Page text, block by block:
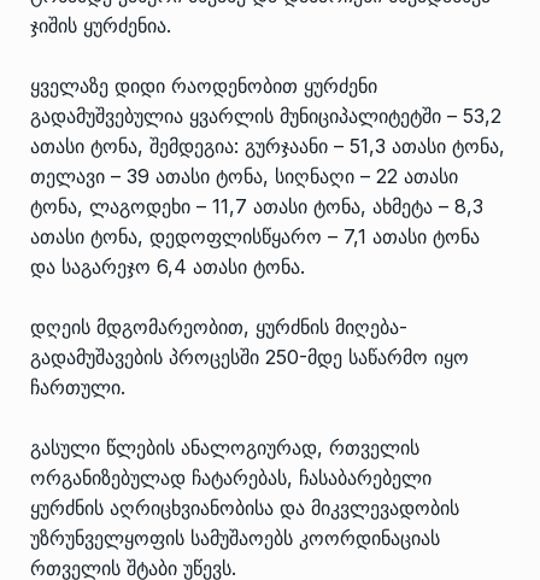
ჯიშის ყურძენია.
ყველაზე დიდი რაოდენობით ყურძენი
გადამუშვებულია ყვარლის მუნიციპალიტეტში – 53,2
ათასი ტონა, შემდეგია: გურჯაანი – 51,3 ათასი ტონა,
თელავი – 39 ათასი ტონა, სიღნაღი – 22 ათასი
ტონა, ლაგოდეხი – 11,7 ათასი ტონა, ახმეტა – 8,3
ათასი ტონა, დედოფლისწყარო – 7,1 ათასი ტონა
და საგარეჯო 6,4 ათასი ტონა.
დღეის მდგომარეობით, ყურძნის მიღება-
გადამუშავების პროცესში 250-მდე საწარმო იყო
ჩართული.
გასული წლების ანალოგიურად, რთველის
ორგანიზებულად ჩატარებას, ჩასაბარებელი
ყურძნის აღრიცხვიანობისა და მიკვლევადობის
უზრუნველყოფის სამუშაოებს კოორდინაციას
რთველის შტაბი უწევს.